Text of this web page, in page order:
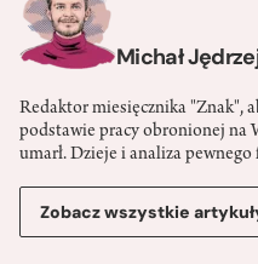
Michał
Redaktor miesięcznika "Znak",
podstawie pracy obronionej na
umarł. Dzieje i analiza
Zobacz wszystkie